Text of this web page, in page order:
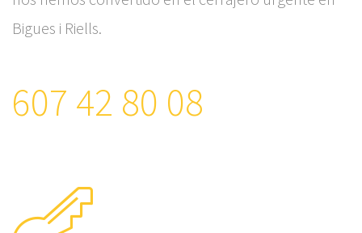
Bigues i Riells.
607 42 80 08